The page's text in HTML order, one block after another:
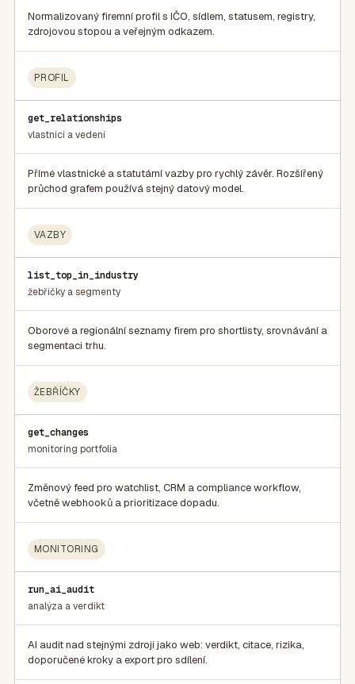
Normalizovaný firemní profil s IČO, sídlem, statusem, registry,
zdrojovou stopou a veřejným odkazem.
PROFIL
get_relationships
vlastníci a vedení
Přímé vlastnické a statutární vazby pro rychlý závěr. Rozšířený
průchod grafem používá stejný datový model.
VAZBY
list_top_in_industry
žebříčky a segmenty
Oborové a regionální seznamy firem pro shortlisty, srovnávání a
segmentaci trhu.
ŽEBŘÍČKY
get_changes
monitoring portfolia
Změnový feed pro watchlist, CRM a compliance workflow,
včetně webhooků a prioritizace dopadu.
MONITORING
run_ai_audit
analýza a verdikt
AI audit nad stejnými zdroji jako web: verdikt, citace, rizika,
doporučené kroky a export pro sdílení.